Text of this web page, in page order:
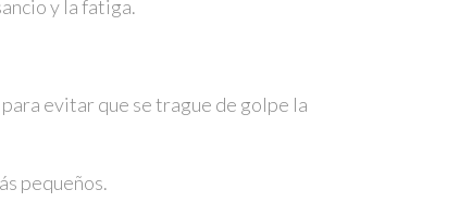
y la fatiga.
evitar que se trague de golpe la
pequeños.